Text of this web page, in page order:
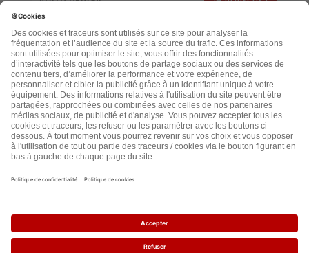
jamais échangée. Pour consulter notre politique de confidentialité,
cliquez ici.
Accueil
Politique de confidentialité
Cookies